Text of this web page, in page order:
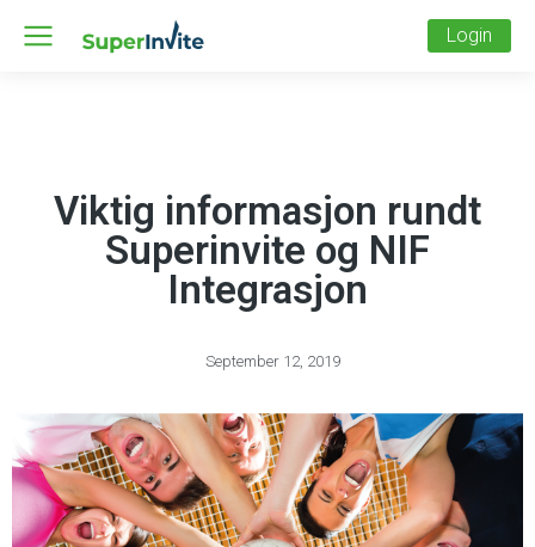
Login
Viktig informasjon rundt
Superinvite og NIF
Integrasjon
September 12, 2019